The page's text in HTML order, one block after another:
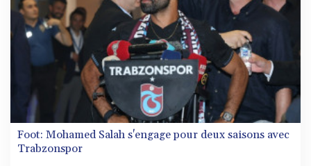
Foot: Mohamed Salah s'engage pour deux saisons avec
Trabzonspor